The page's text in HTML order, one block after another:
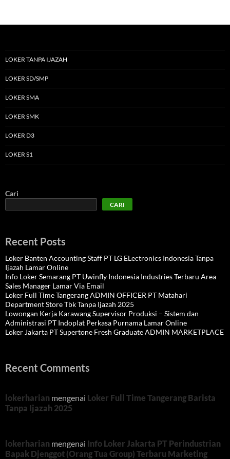
LOKER TANPA IJAZAH
LOKER SD/SMP
LOKER SMA
LOKER SMK
LOKER D3
LOKER S1
Cari
CARI
Recent Posts
Loker Banten Accounting Staff PT LG ELectronics Indonesia Tanpa
Ijazah Lamar Online
Info Loker Semarang PT Uwinfly Indonesia Industries Terbaru Area
Sales Manager Lamar Via Email
Loker Full Time Tangerang ADMIN OFFICER PT Matahari
Department Store Tbk Tanpa Ijazah 2025
Lowongan Kerja Karawang Supervisor Produksi – Sistem dan
Administrasi PT Indoplat Perkasa Purnama Lamar Online
Loker Jakarta PT Supertone Fresh Graduate ADMIN MARKETPLACE
Recent Comments
lokerharian mengenai Loker Full Time Tangerang Barista
Tanpa Ijazah 2025
lokerharian mengenai Info Loker Jakarta PT Perindustrian
Bapak Djenggot (Orang Tua Group) Terbaru Marketing